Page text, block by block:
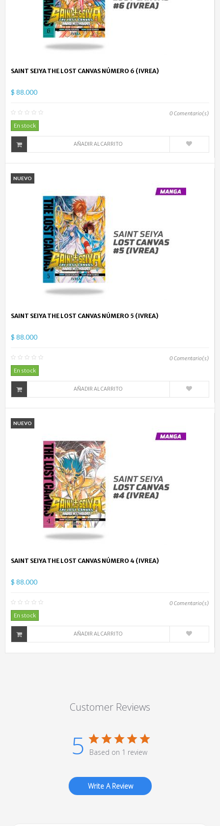
SAINT SEIYA THE LOST CANVAS NÚMERO 6 (IVREA)
$ 88.000
0Comentario(s)
En stock
AÑADIR AL CARRITO
NUEVO
SAINT SEIYA THE LOST CANVAS NÚMERO 5 (IVREA)
$ 88.000
0Comentario(s)
En stock
AÑADIR AL CARRITO
NUEVO
SAINT SEIYA THE LOST CANVAS NÚMERO 4 (IVREA)
$ 88.000
0Comentario(s)
En stock
AÑADIR AL CARRITO
Customer Reviews
5 Based on 1 review
Write A Review